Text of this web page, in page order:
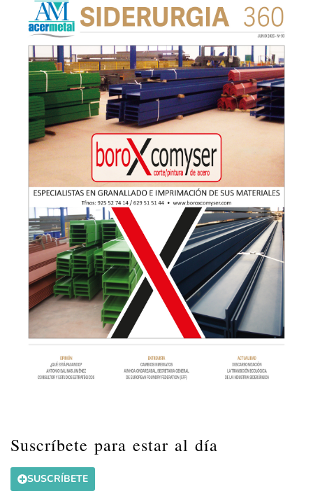
Suscríbete para estar al día
SUSCRÍBETE